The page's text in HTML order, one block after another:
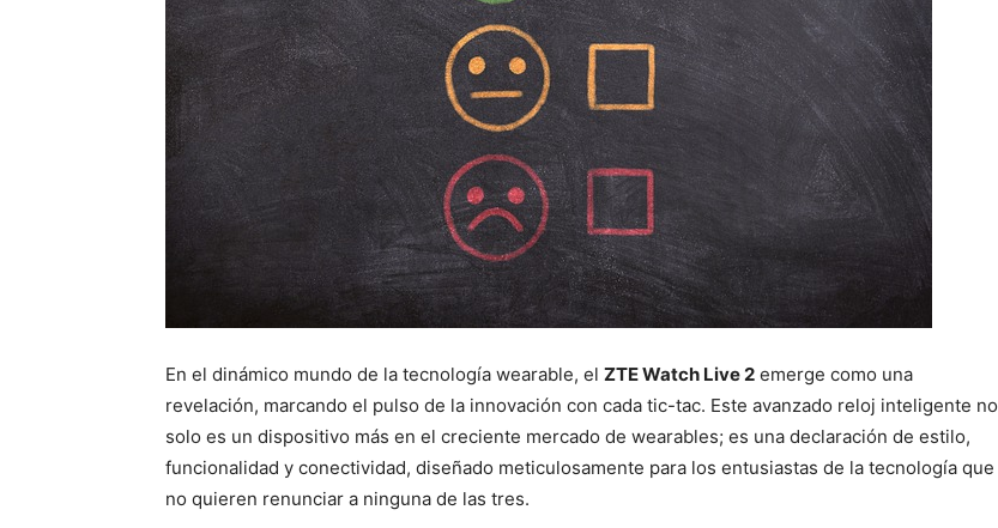
En el dinámico mundo de la tecnología wearable, el ZTE Watch Live 2 emerge como una
revelación, marcando el pulso de la innovación con cada tic-tac. Este avanzado reloj inteligente no
solo es un dispositivo más en el creciente mercado de wearables; es una declaración de estilo,
funcionalidad y conectividad, diseñado meticulosamente para los entusiastas de la tecnología que
no quieren renunciar a ninguna de las tres.